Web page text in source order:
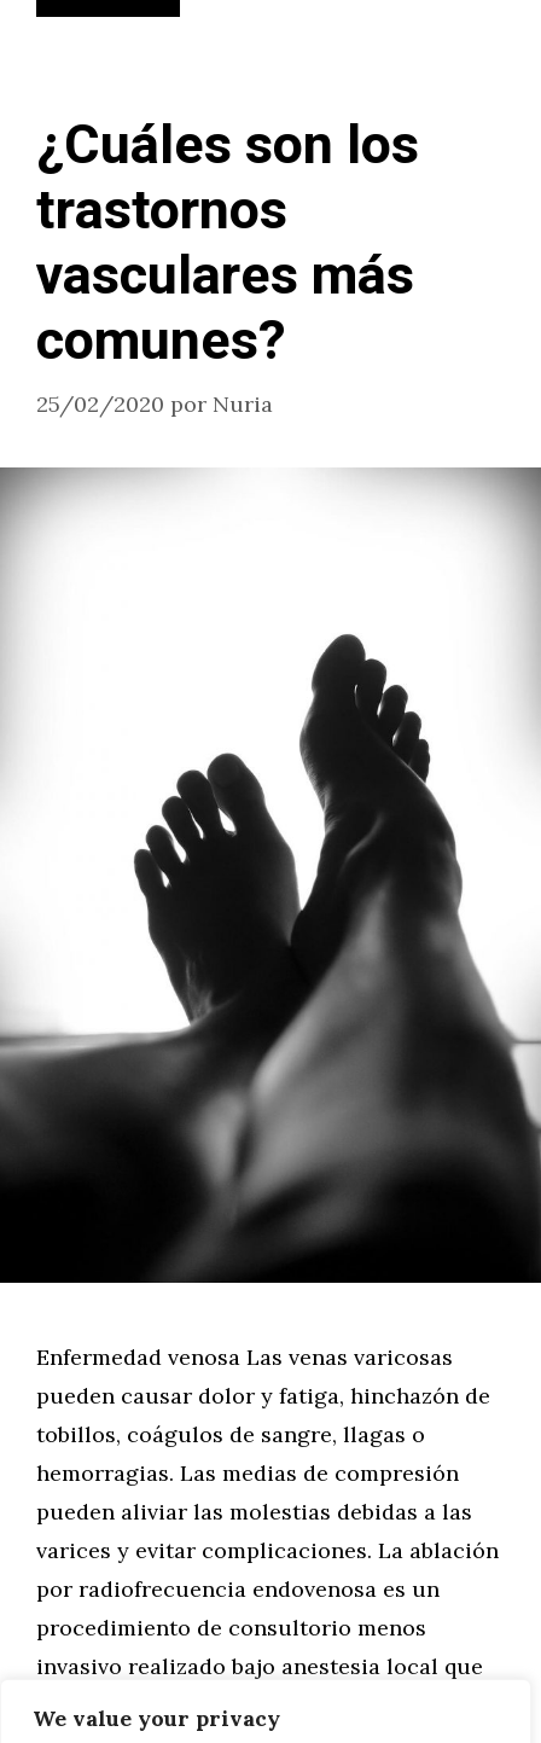
We value your privacy
¿Cuáles son los
trastornos
vasculares más
comunes?
25/02/2020 por Nuria
Enfermedad venosa Las venas varicosas
pueden causar dolor y fatiga, hinchazón de
tobillos, coágulos de sangre, llagas o
hemorragias. Las medias de compresión
pueden aliviar las molestias debidas a las
varices y evitar complicaciones. La ablación
por radiofrecuencia endovenosa es un
procedimiento de consultorio menos
invasivo realizado bajo anestesia local que
puede reemplazar la extirpación …